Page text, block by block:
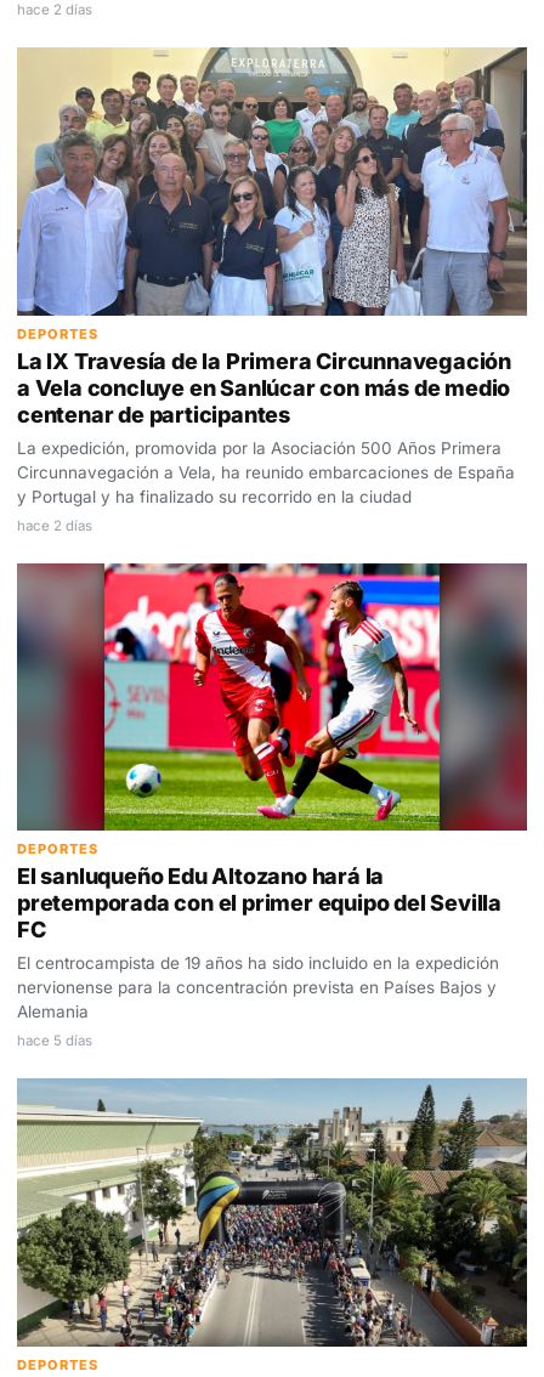
hace 2 días
DEPORTES
La IX Travesía de la Primera Circunnavegación
a Vela concluye en Sanlúcar con más de medio
centenar de participantes
La expedición, promovida por la Asociación 500 Años Primera
Circunnavegación a Vela, ha reunido embarcaciones de España
y Portugal y ha finalizado su recorrido en la ciudad
hace 2 días
DEPORTES
El sanluqueño Edu Altozano hará la
pretemporada con el primer equipo del Sevilla
FC
El centrocampista de 19 años ha sido incluido en la expedición
nervionense para la concentración prevista en Países Bajos y
Alemania
hace 5 días
DEPORTES